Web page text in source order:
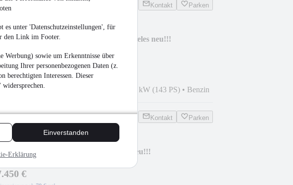
unter 'Datenschutzeinstellungen', für
den Link im Footer.
Werbung) sowie um Erkenntnisse über
Ihrer personenbezogenen Daten (z.
berechtigten Interessen. Dieser
widersprechen.
Einverstanden
Erklärung
Kontakt Parken
Benz C 180 Sportcoupe, sehr vieles neu!!!
€
ab 78 € mtl.
•EZ 12/2006 105 kW (143 PS) • Benzin
Kontakt Parken
Scenic III , TÜV und Wartung neu!!!
€